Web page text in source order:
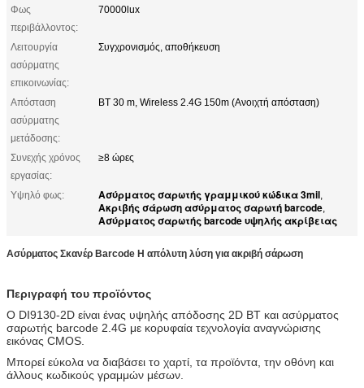
Φως
περιβάλλοντος:
70000lux
Λειτουργία
ασύρματης
επικοινωνίας:
Συγχρονισμός, αποθήκευση
Απόσταση
ασύρματης
μετάδοσης:
BT 30 m, Wireless 2.4G 150m (Ανοιχτή απόσταση)
Συνεχής χρόνος
εργασίας:
≥8 ώρες
Υψηλό φως: Ασύρματος σαρωτής γραμμικού κώδικα 3mil,
Ακριβής σάρωση ασύρματος σαρωτή barcode,
Ασύρματος σαρωτής barcode υψηλής ακρίβειας
Ασύρματος Σκανέρ Barcode Η απόλυτη λύση για ακριβή σάρωση
Περιγραφή του προϊόντος
Ο DI9130-2D είναι ένας υψηλής απόδοσης 2D BT και ασύρματος
σαρωτής barcode 2.4G με κορυφαία τεχνολογία αναγνώρισης
εικόνας CMOS.
Μπορεί εύκολα να διαβάσει το χαρτί, τα προϊόντα, την οθόνη και
άλλους κωδικούς γραμμών μέσων.